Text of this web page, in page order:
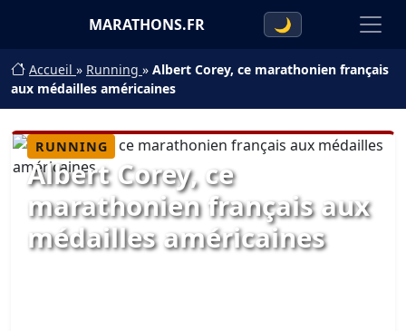
MARATHONS.FR 🌙
Accueil » Running » Albert Corey, ce marathonien français
aux médailles américaines
RUNNING
Albert Corey, ce
marathonien français aux
médailles américaines